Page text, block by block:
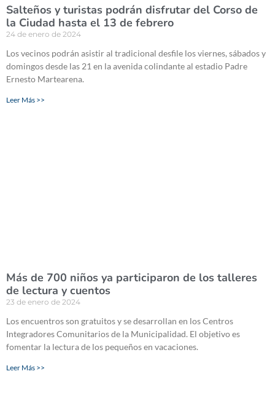
Salteños y turistas podrán disfrutar del Corso de
la Ciudad hasta el 13 de febrero
24 de enero de 2024
Los vecinos podrán asistir al tradicional desfile los viernes, sábados y
domingos desde las 21 en la avenida colindante al estadio Padre
Ernesto Martearena.
Leer Más >>
Más de 700 niños ya participaron de los talleres
de lectura y cuentos
23 de enero de 2024
Los encuentros son gratuitos y se desarrollan en los Centros
Integradores Comunitarios de la Municipalidad. El objetivo es
fomentar la lectura de los pequeños en vacaciones.
Leer Más >>